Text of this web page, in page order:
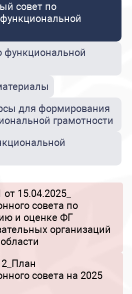
совет по
функциональной
для формирования
грамотности
15.04.2025_
совета по
и оценке ФГ
организаций
совета на 2025